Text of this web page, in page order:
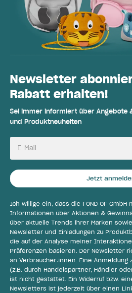
Newsletter
Rabatt erhalten!
Sei immer informiert über Angebote
und Produktneuheiten
E-Mail
Jetzt
Ich willige ein, dass die FOND OF GmbH
Informationen über Aktionen &
über aktuelle Trends ihrer Marken
Newsletter und Einladungen zu
die auf der Analyse meiner
Präferenzen basieren. Der Newsletter
an Verbraucher:innen. Eine Anmeldung
(z.B. durch Handelspartner, Händler
ist nicht gestattet. Ein Widerruf bzw.
Newsletters ist jederzeit über einen